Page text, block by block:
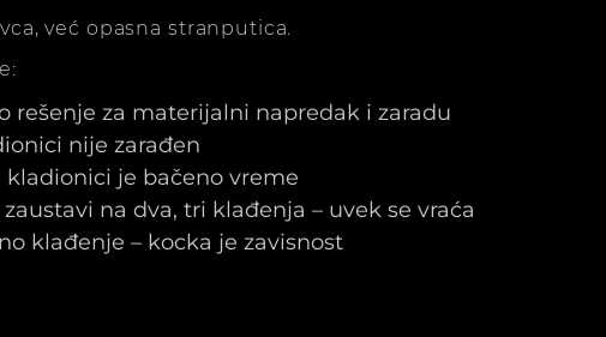
već opasna stranputica.
rešenje za materijalni napredak i zaradu
nije zarađen
je bačeno vreme
na dva, tri klađenja – uvek se vraća
klađenje – kocka je zavisnost